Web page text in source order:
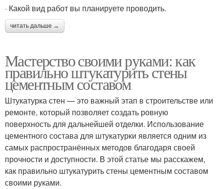
· Какой вид работ вы планируете проводить.
читать дальше →
Мастерство своими руками: как
правильно штукатурить стены
цементным составом
Штукатурка стен — это важный этап в строительстве или
ремонте, который позволяет создать ровную
поверхность для дальнейшей отделки. Использование
цементного состава для штукатурки является одним из
самых распространённых методов благодаря своей
прочности и доступности. В этой статье мы расскажем,
как правильно штукатурить стены цементным составом
своими руками.